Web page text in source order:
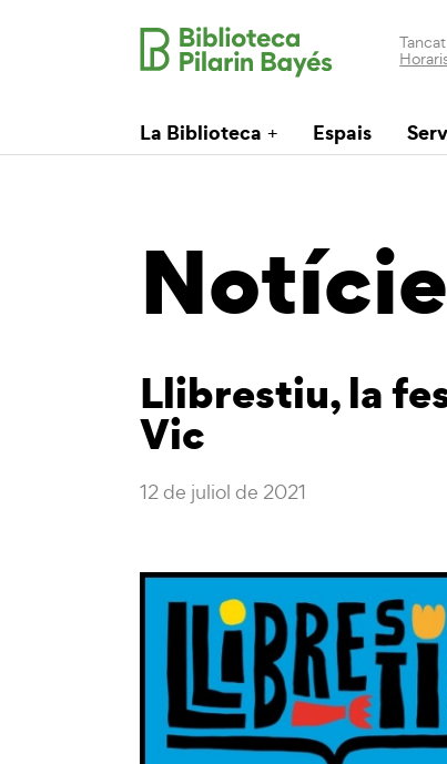
Tancat
La Biblioteca Espais
Llibrestiu, la
Vic
12 de juliol de 2021